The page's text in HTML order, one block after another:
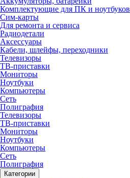
Комплектующие для ПК и ноутбуков
Сим-карты
Для ремонта и сервиса
Радиодетали
Аксессуары
Кабели, шлейфы, переходники
Телевизоры
ТВ-приставки
Мониторы
Ноутбуки
Компьютеры
Сеть
Полиграфия
Телевизоры
ТВ-приставки
Мониторы
Ноутбуки
Компьютеры
Сеть
Полиграфия
Категории